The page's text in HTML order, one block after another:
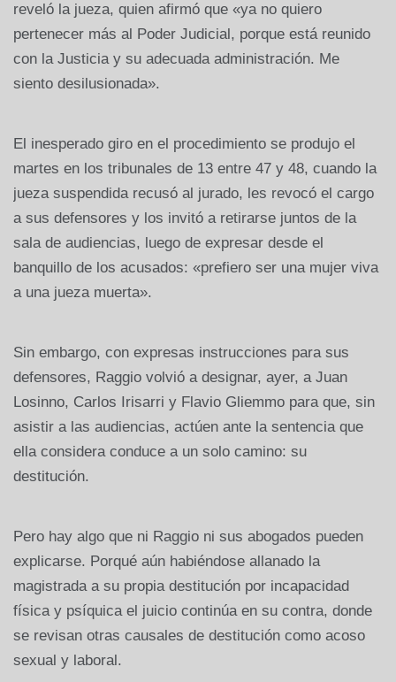
reveló la jueza, quien afirmó que «ya no quiero
pertenecer más al Poder Judicial, porque está reunido
con la Justicia y su adecuada administración. Me
siento desilusionada».
El inesperado giro en el procedimiento se produjo el
martes en los tribunales de 13 entre 47 y 48, cuando la
jueza suspendida recusó al jurado, les revocó el cargo
a sus defensores y los invitó a retirarse juntos de la
sala de audiencias, luego de expresar desde el
banquillo de los acusados: «prefiero ser una mujer viva
a una jueza muerta».
Sin embargo, con expresas instrucciones para sus
defensores, Raggio volvió a designar, ayer, a Juan
Losinno, Carlos Irisarri y Flavio Gliemmo para que, sin
asistir a las audiencias, actúen ante la sentencia que
ella considera conduce a un solo camino: su
destitución.
Pero hay algo que ni Raggio ni sus abogados pueden
explicarse. Porqué aún habiéndose allanado la
magistrada a su propia destitución por incapacidad
física y psíquica el juicio continúa en su contra, donde
se revisan otras causales de destitución como acoso
sexual y laboral.